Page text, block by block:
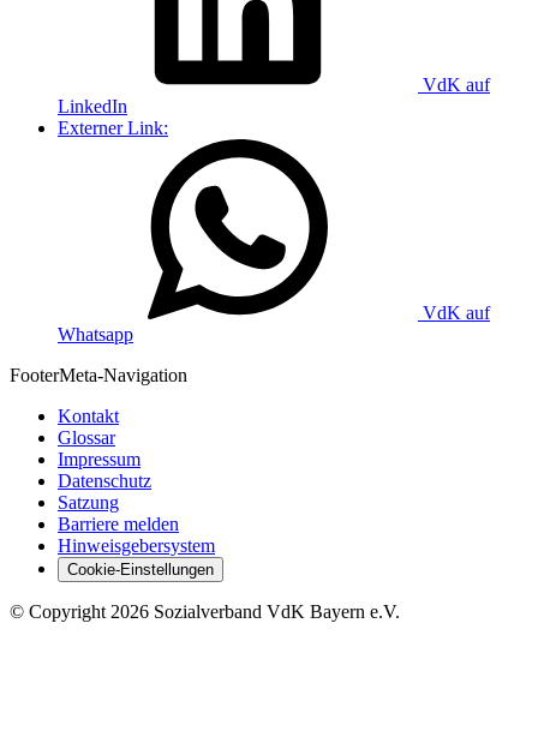
VdK auf
LinkedIn
Externer Link:
VdK auf
Whatsapp
FooterMeta-Navigation
Kontakt
Glossar
Impressum
Datenschutz
Satzung
Barriere melden
Hinweisgebersystem
Cookie-Einstellungen
© Copyright 2026 Sozialverband VdK Bayern e.V.